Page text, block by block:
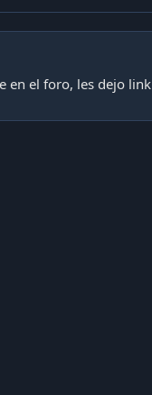
en el foro, les dejo link